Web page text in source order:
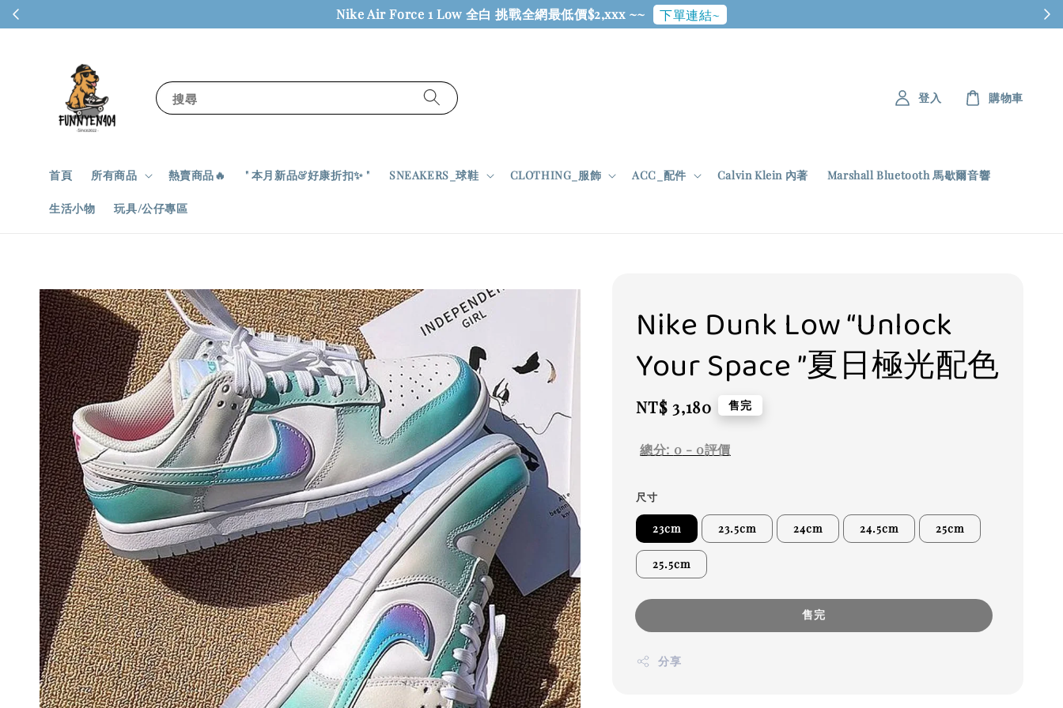
Nike Air Force 1 Low 全白 挑戰全網最低價$2,xxx ~~ 下單連結~
搜尋
首頁 所有商品 熱賣商品🔥 " 本月新品&好康折扣✨ " SNEAKERS_球鞋 CLOTHING_服飾 ACC_配件 Calvin Klein 內著 Marshall Bluetooth 馬歇爾音響
生活小物 玩具/公仔專區
登入 購物車
Nike Dunk Low “Unlock
Your Space ”夏日極光配色
Regular
NT$ 3,180 售完
總分: 0 - 0評價
尺寸
23cm 23.5cm 24cm 24.5cm 25cm
25.5cm
售完
分享